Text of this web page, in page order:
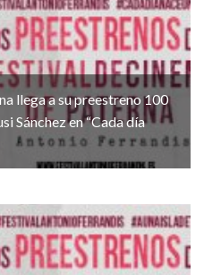
llega a su preestreno 100
Sánchez en “Cada día